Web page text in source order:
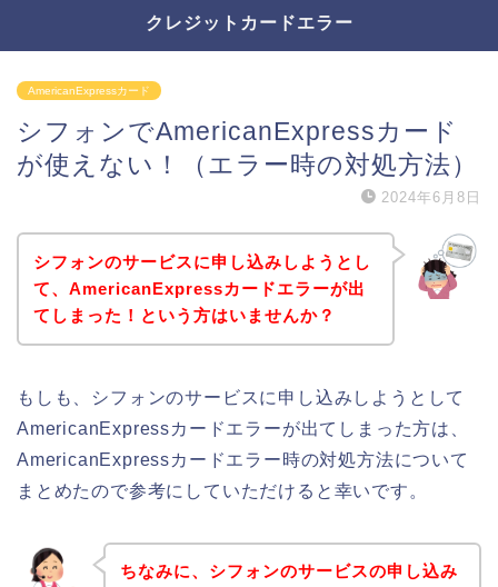
クレジットカードエラー
AmericanExpressカード
シフォンでAmericanExpressカード
が使えない！（エラー時の対処方法）
2024年6月8日
シフォンのサービスに申し込みしようとし
て、AmericanExpressカードエラーが出
てしまった！という方はいませんか？
もしも、シフォンのサービスに申し込みしようとして
AmericanExpressカードエラーが出てしまった方は、
AmericanExpressカードエラー時の対処方法について
まとめたので参考にしていただけると幸いです。
ちなみに、シフォンのサービスの申し込み